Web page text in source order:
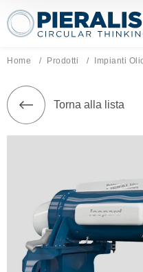
Pieralisi Maip
Home Prodotti Impianti
Torna alla lista